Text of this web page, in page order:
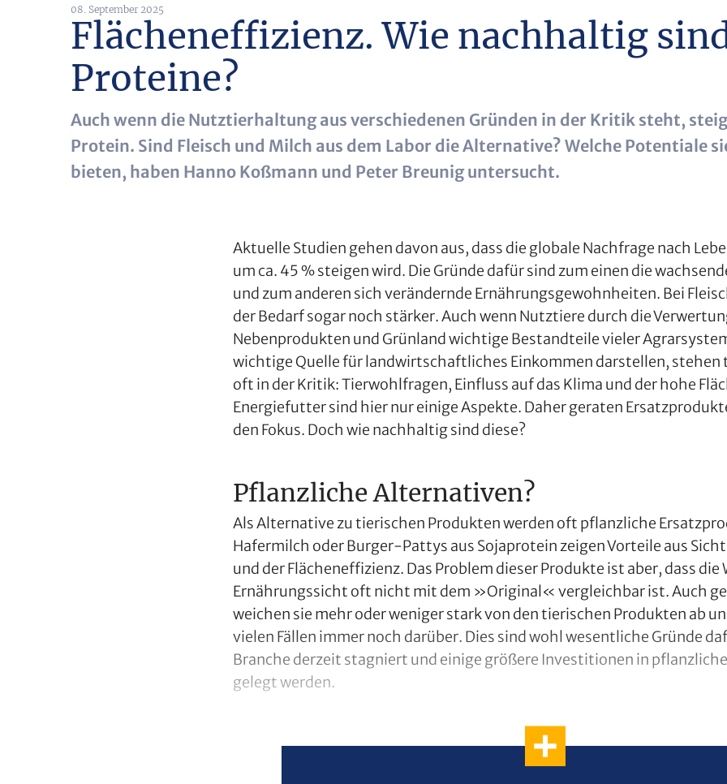
08. September 2025
Flächeneffizienz. Wie nachhaltig
Proteine?
Auch wenn die Nutztierhaltung aus verschiedenen Gründen in der Kritik steht,
Protein. Sind Fleisch und Milch aus dem Labor die Alternative? Welche Potentiale
bieten, haben Hanno Koßmann und Peter Breunig untersucht.
Aktuelle Studien gehen davon aus, dass die globale Nachfrage nach
um ca. 45 % steigen wird. Die Gründe dafür sind zum einen die
und zum anderen sich verändernde Ernährungsgewohnheiten. Bei
der Bedarf sogar noch stärker. Auch wenn Nutztiere durch die
Nebenprodukten und Grünland wichtige Bestandteile vieler
wichtige Quelle für landwirtschaftliches Einkommen darstellen, stehen
oft in der Kritik: Tierwohlfragen, Einfluss auf das Klima und der hohe
Energiefutter sind hier nur einige Aspekte. Daher geraten
den Fokus. Doch wie nachhaltig sind diese?
Pflanzliche Alternativen?
Als Alternative zu tierischen Produkten werden oft pflanzliche
Hafermilch oder Burger-Pattys aus Sojaprotein zeigen Vorteile aus
und der Flächeneffizienz. Das Problem dieser Produkte ist aber, dass
Ernährungssicht oft nicht mit dem »Original« vergleichbar ist. Auch
weichen sie mehr oder weniger stark von den tierischen Produkten ab
vielen Fällen immer noch darüber. Dies sind wohl wesentliche Gründe
Branche derzeit stagniert und einige größere Investitionen in
gelegt werden.